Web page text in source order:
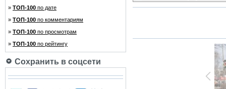
» ТОП-100 по дате
» ТОП-100 по комментариям
» ТОП-100 по просмотрам
» ТОП-100 по рейтингу
Сохранить в соцсети